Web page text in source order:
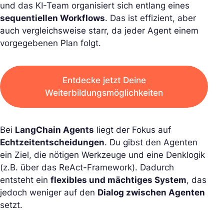
und das KI-Team organisiert sich entlang eines
sequentiellen Workflows. Das ist effizient, aber
auch vergleichsweise starr, da jeder Agent einem
vorgegebenen Plan folgt.
Entdecke jetzt Deine
Weiterbildungsmöglichkeiten
Bei LangChain Agents liegt der Fokus auf
Echtzeitentscheidungen. Du gibst den Agenten
ein Ziel, die nötigen Werkzeuge und eine Denklogik
(z.B. über das ReAct-Framework). Dadurch
entsteht ein flexibles und mächtiges System, das
jedoch weniger auf den Dialog zwischen Agenten
setzt.